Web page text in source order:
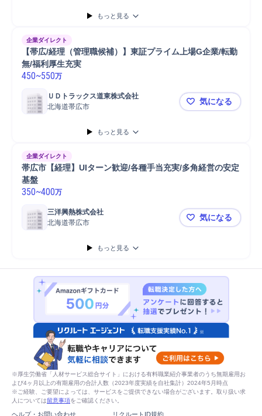
もっと見る
企業ダイレクト
【帯広/経理（管理職候補）】東証プライム上場G企業/転勤
無/福利厚生充実
450~550万
ＵＤトラックス道東株式会社
北海道帯広市
【帯広/経理
気になる
もっと見る
企業ダイレクト
帯広市【経理】UIターン歓迎/各種手当充実/多角経営の安定
基盤
350~400万
三洋興熱株式会社
北海道帯広市
帯広市【経
気になる
もっと見る
※厚生労働省「人材サービス総合サイト」における有料職業紹介事業者のうち無期雇用お
よび4ヶ月以上の有期雇用の合計人数（2023年度実績を自社集計）2024年5月時点
※ご経験、ご要望によっては、サービスをご提供できない場合がございます。取り扱い求
人については留意事項をご確認ください。
ヘルプ・お問い合わせ リクルートID規約